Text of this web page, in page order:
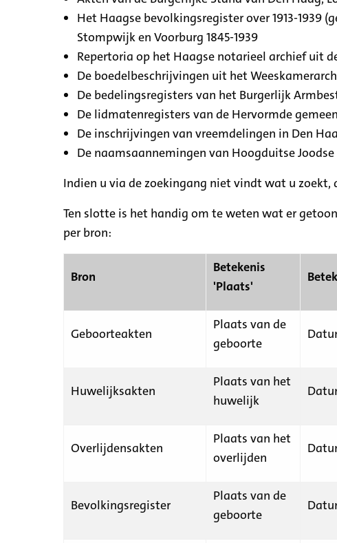
Het Haagse bevolkingsregister over 1913-1939
Stompwijk en Voorburg 1845-1939
Repertoria op het Haagse notarieel archief uit
De boedelbeschrijvingen uit het
De bedelingsregisters van het Burgerlijk
De lidmatenregisters van de Hervormde
De inschrijvingen van vreemdelingen in Den
De naamsaannemingen van Hoogduitse Joodse
Indien u via de zoekingang niet vindt wat u zoekt,
Ten slotte is het handig om te weten wat er
per bron:
Bron
Betekenis
'Plaats'
Geboorteakten
Plaats van de
geboorte
Huwelijksakten
Plaats van het
huwelijk
Overlijdensakten
Plaats van het
overlijden
Bevolkingsregister
Plaats van de
geboorte